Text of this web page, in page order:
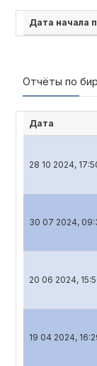
Дата начала
Отчёты по
Дата
28 10 2024,
30 07 2024,
20 06 2024,
19 04 2024,